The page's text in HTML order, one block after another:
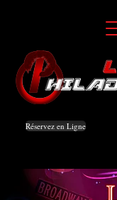
Réservez en Ligne